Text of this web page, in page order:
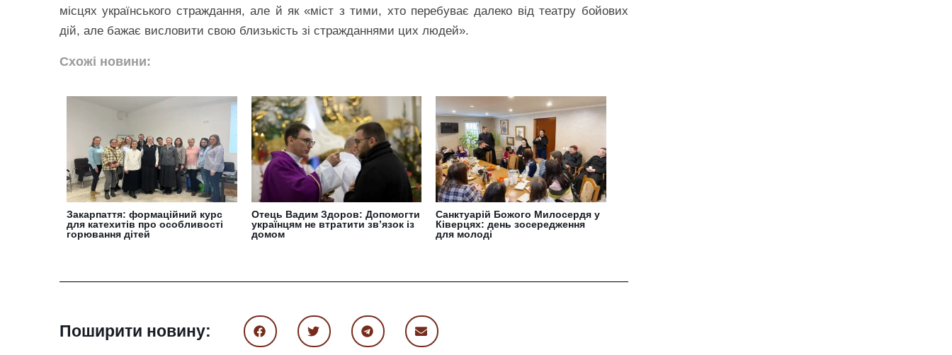
місцях українського страждання, але й як «міст з тими, хто перебуває далеко від театру бойових
дій, але бажає висловити свою близькість зі стражданнями цих людей».
Схожі новини:
Закарпаття: формаційний курс
для катехитів про особливості
горювання дітей
Отець Вадим Здоров: Допомогти
українцям не втратити зв’язок із
домом
Санктуарій Божого Милосердя у
Ківерцях: день зосередження
для молоді
Поширити новину: